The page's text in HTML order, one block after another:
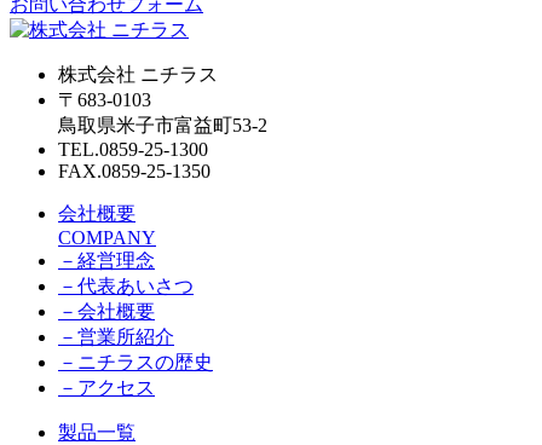
お問い合わせフォーム
株式会社 ニチラス
〒683-0103
鳥取県米子市富益町53-2
TEL.0859-25-1300
FAX.0859-25-1350
会社概要
COMPANY
－ 経営理念
－ 代表あいさつ
－ 会社概要
－ 営業所紹介
－ ニチラスの歴史
－ アクセス
製品一覧